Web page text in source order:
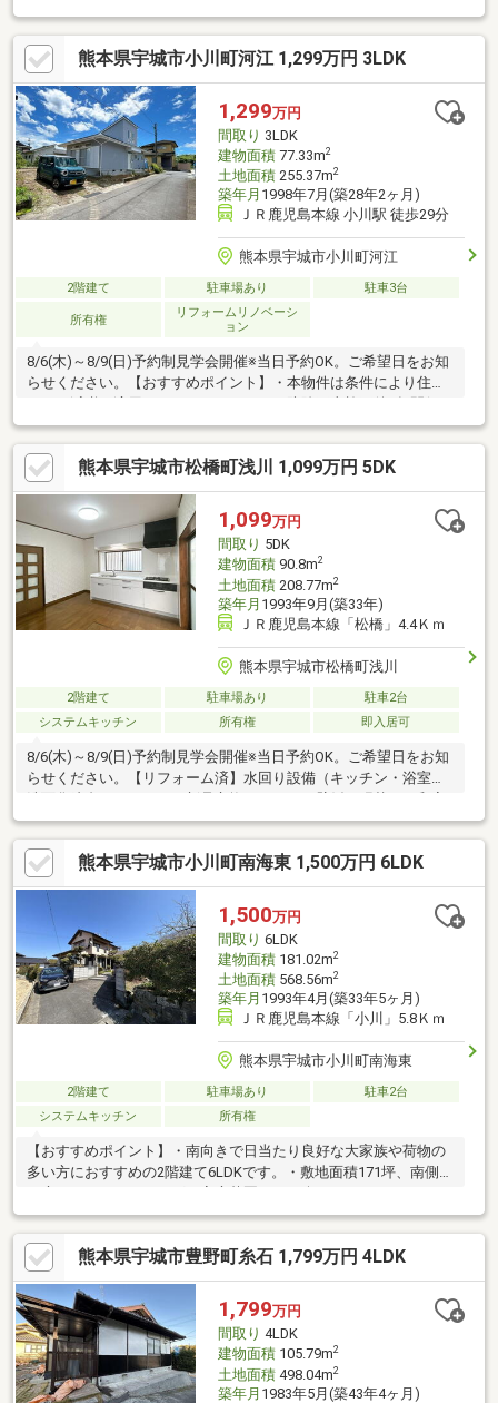
熊本県宇城市小川町河江 1,299万円 3LDK
1,299万円
間取り 3LDK
建物面積77.33m2
土地面積255.37m2
築年月 1998年7月(築28年2ヶ月)
ＪＲ鹿児島本線 小川駅 徒歩29分
熊本県宇城市小川町河江
2階建て 駐車場あり 駐車3台
所有権
リフォームリノベーシ
ョン
8/6(木)～8/9(日)予約制見学会開催※当日予約OK。ご希望日をお知
らせください。【おすすめポイント】・本物件は条件により住宅
証・新品の照明器具設置予定なので入居後にすぐに生活が始めら
れます・お客様に合わせたローンの組み方や金融機関をご提案。
住宅ローンが初めての方でもお気軽にご相談ください
熊本県宇城市松橋町浅川 1,099万円 5DK
1,099万円
間取り 5DK
建物面積90.8m2
土地面積208.77m2
築年月 1993年9月(築33年)
ＪＲ鹿児島本線「松橋」4.4Ｋｍ
熊本県宇城市松橋町浅川
2階建て 駐車場あり
駐車2台
システムキッチン
所有権 即入居可
8/6(木)～8/9(日)予約制見学会開催※当日予約OK。ご希望日をお知
らせください。【リフォーム済】水回り設備（キッチン・浴室・
は畳の表替えを行いました。【おすすめポイント】・返済額や融
資可能額など、お客様のご希望にあわせてご提案。住宅ローンが
初めての方でもお気軽にご相談ください
熊本県宇城市小川町南海東 1,500万円 6LDK
1,500万円
間取り 6LDK
建物面積181.02m2
土地面積568.56m2
築年月 1993年4月(築33年5ヶ月)
ＪＲ鹿児島本線「小川」5.8Ｋｍ
熊本県宇城市小川町南海東
2階建て 駐車場あり
駐車2台
システムキッチン
所有権
【おすすめポイント】・南向きで日当たり良好な大家族や荷物の
多い方におすすめの2階建て6LDKです。・敷地面積171坪、南側に
広々約20.5帖あり小上がりの4.5帖の和室でのんびり過ごせま
す。・南側の縁側やバルコニーは、明るく日当たり良好で日向ぼ
っこしたりくつろげます。・飛び地に2階建ての倉庫があり、カー
ポート1台分があり合計2台駐車可能です。【周辺施設】・セブン
イレブン宇城氷川インター入口店まで4000ｍ（車8分）・イオン
宇城店まで4700ｍ（車10分）・スーパーセンタートライアル宇城
店まで3900ｍ（車8分）
熊本県宇城市豊野町糸石 1,799万円 4LDK
1,799万円
間取り 4LDK
建物面積105.79m2
土地面積498.04m2
築年月 1983年5月(築43年4ヶ月)